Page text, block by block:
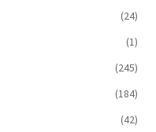
(24)
(1)
(245)
(184)
(42)